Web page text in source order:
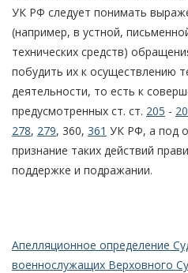
УК РФ следует понимать
(например, в устной,
технических средств)
побудить их к осуществлению
деятельности, то есть к
предусмотренных ст. ст. 205 -
278, 279, 360, 361 УК РФ, а под
признание таких действий
поддержке и подражании.
Апелляционное определение
военнослужащих Верховного